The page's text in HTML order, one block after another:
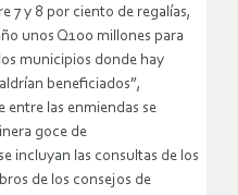
7 y 8 por ciento de regalías,
unos Q100 millones para
municipios donde hay
beneficiados”,
las enmiendas se
goce de
incluyan las consultas de los
de los consejos de